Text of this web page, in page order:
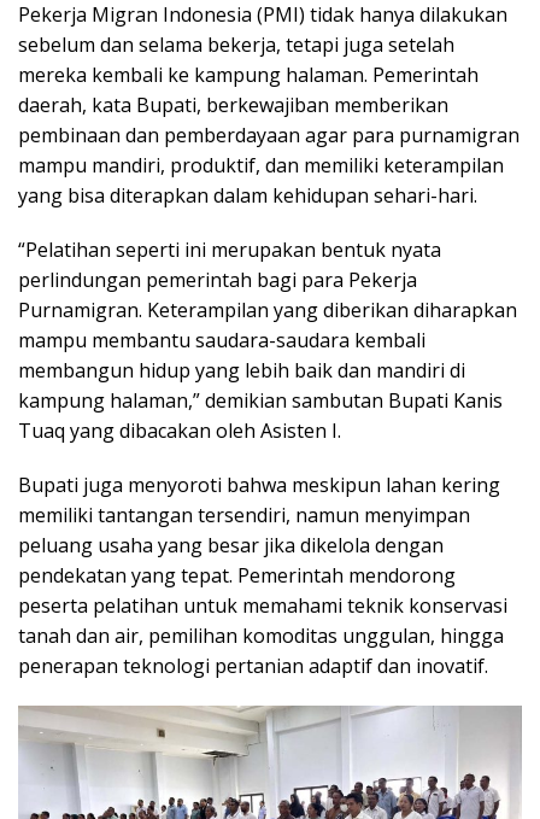
Pekerja Migran Indonesia (PMI) tidak hanya dilakukan
sebelum dan selama bekerja, tetapi juga setelah
mereka kembali ke kampung halaman. Pemerintah
daerah, kata Bupati, berkewajiban memberikan
pembinaan dan pemberdayaan agar para purnamigran
mampu mandiri, produktif, dan memiliki keterampilan
yang bisa diterapkan dalam kehidupan sehari-hari.
“Pelatihan seperti ini merupakan bentuk nyata
perlindungan pemerintah bagi para Pekerja
Purnamigran. Keterampilan yang diberikan diharapkan
mampu membantu saudara-saudara kembali
membangun hidup yang lebih baik dan mandiri di
kampung halaman,” demikian sambutan Bupati Kanis
Tuaq yang dibacakan oleh Asisten I.
Bupati juga menyoroti bahwa meskipun lahan kering
memiliki tantangan tersendiri, namun menyimpan
peluang usaha yang besar jika dikelola dengan
pendekatan yang tepat. Pemerintah mendorong
peserta pelatihan untuk memahami teknik konservasi
tanah dan air, pemilihan komoditas unggulan, hingga
penerapan teknologi pertanian adaptif dan inovatif.